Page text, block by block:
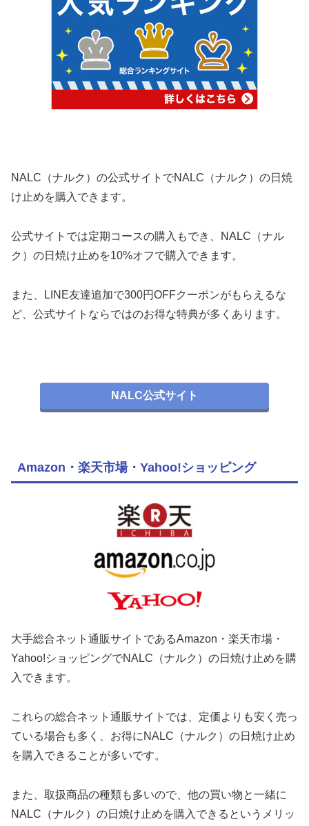
NALC（ナルク）の公式サイトでNALC（ナルク）の日焼
け止めを購入できます。
公式サイトでは定期コースの購入もでき、NALC（ナル
ク）の日焼け止めを10%オフで購入できます。
また、LINE友達追加で300円OFFクーポンがもらえるな
ど、公式サイトならではのお得な特典が多くあります。
NALC公式サイト
Amazon・楽天市場・Yahoo!ショッピング
大手総合ネット通販サイトであるAmazon・楽天市場・
Yahoo!ショッピングでNALC（ナルク）の日焼け止めを購
入できます。
これらの総合ネット通販サイトでは、定価よりも安く売っ
ている場合も多く、お得にNALC（ナルク）の日焼け止め
を購入できることが多いです。
また、取扱商品の種類も多いので、他の買い物と一緒に
NALC（ナルク）の日焼け止めを購入できるというメリッ